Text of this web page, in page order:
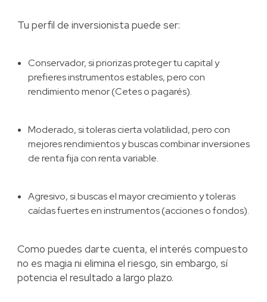
Tu perfil de inversionista puede ser:
Conservador, si priorizas proteger tu capital y
prefieres instrumentos estables, pero con
rendimiento menor (Cetes o pagarés).
Moderado, si toleras cierta volatilidad, pero con
mejores rendimientos y buscas combinar inversiones
de renta fija con renta variable.
Agresivo, si buscas el mayor crecimiento y toleras
caídas fuertes en instrumentos (acciones o fondos).
Como puedes darte cuenta, el interés compuesto
no es magia ni elimina el riesgo, sin embargo, sí
potencia el resultado a largo plazo.